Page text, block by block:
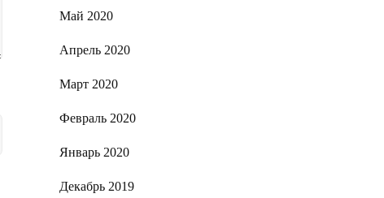
Май 2020
Апрель 2020
Март 2020
Февраль 2020
Январь 2020
Декабрь 2019